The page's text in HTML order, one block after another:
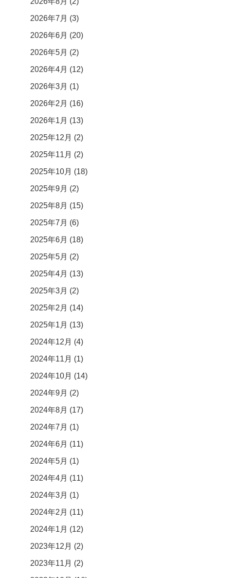
2026年7月 (3)
2026年6月 (20)
2026年5月 (2)
2026年4月 (12)
2026年3月 (1)
2026年2月 (16)
2026年1月 (13)
2025年12月 (2)
2025年11月 (2)
2025年10月 (18)
2025年9月 (2)
2025年8月 (15)
2025年7月 (6)
2025年6月 (18)
2025年5月 (2)
2025年4月 (13)
2025年3月 (2)
2025年2月 (14)
2025年1月 (13)
2024年12月 (4)
2024年11月 (1)
2024年10月 (14)
2024年9月 (2)
2024年8月 (17)
2024年7月 (1)
2024年6月 (11)
2024年5月 (1)
2024年4月 (11)
2024年3月 (1)
2024年2月 (11)
2024年1月 (12)
2023年12月 (2)
2023年11月 (2)